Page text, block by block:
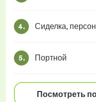
4. Сиделка,
5. Портной
Посмотреть